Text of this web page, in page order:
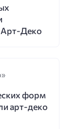
Арт-Деко
форм
арт-деко